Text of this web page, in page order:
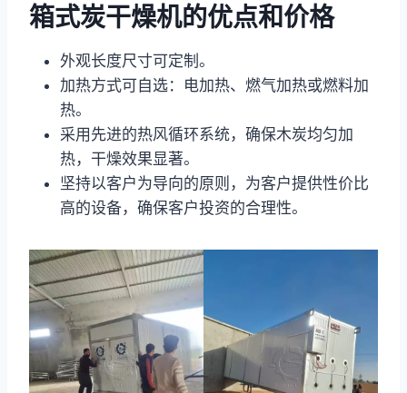
箱式炭干燥机的优点和价格
外观长度尺寸可定制。
加热方式可自选：电加热、燃气加热或燃料加
热。
采用先进的热风循环系统，确保木炭均匀加
热，干燥效果显著。
坚持以客户为导向的原则，为客户提供性价比
高的设备，确保客户投资的合理性。